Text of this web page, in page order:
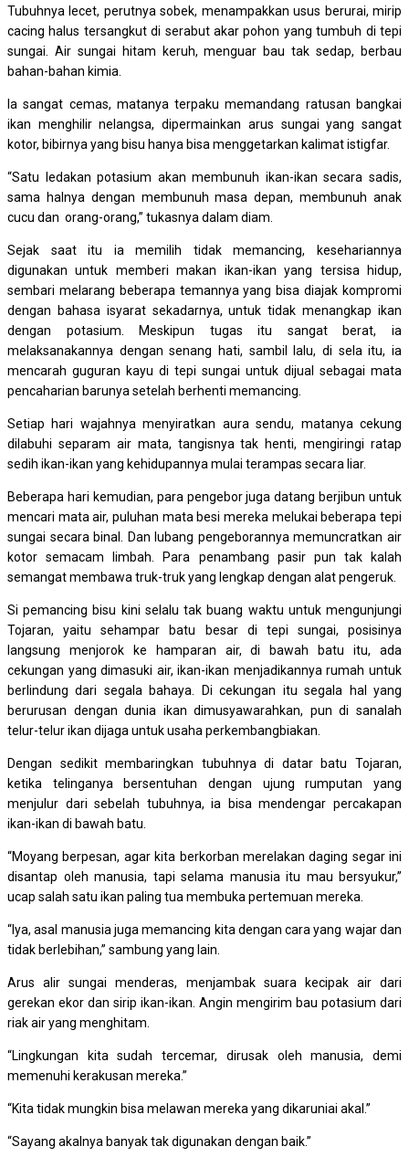
Tubuhnya lecet, perutnya sobek, menampakkan usus berurai, mirip
cacing halus tersangkut di serabut akar pohon yang tumbuh di tepi
sungai. Air sungai hitam keruh, menguar bau tak sedap, berbau
bahan-bahan kimia.
Ia sangat cemas, matanya terpaku memandang ratusan bangkai
ikan menghilir nelangsa, dipermainkan arus sungai yang sangat
kotor, bibirnya yang bisu hanya bisa menggetarkan kalimat istigfar.
“Satu ledakan potasium akan membunuh ikan-ikan secara sadis,
sama halnya dengan membunuh masa depan, membunuh anak
cucu dan orang-orang,” tukasnya dalam diam.
Sejak saat itu ia memilih tidak memancing, kesehariannya
digunakan untuk memberi makan ikan-ikan yang tersisa hidup,
sembari melarang beberapa temannya yang bisa diajak kompromi
dengan bahasa isyarat sekadarnya, untuk tidak menangkap ikan
dengan potasium. Meskipun tugas itu sangat berat, ia
melaksanakannya dengan senang hati, sambil lalu, di sela itu, ia
mencarah guguran kayu di tepi sungai untuk dijual sebagai mata
pencaharian barunya setelah berhenti memancing.
Setiap hari wajahnya menyiratkan aura sendu, matanya cekung
dilabuhi separam air mata, tangisnya tak henti, mengiringi ratap
sedih ikan-ikan yang kehidupannya mulai terampas secara liar.
Beberapa hari kemudian, para pengebor juga datang berjibun untuk
mencari mata air, puluhan mata besi mereka melukai beberapa tepi
sungai secara binal. Dan lubang pengeborannya memuncratkan air
kotor semacam limbah. Para penambang pasir pun tak kalah
semangat membawa truk-truk yang lengkap dengan alat pengeruk.
Si pemancing bisu kini selalu tak buang waktu untuk mengunjungi
Tojaran, yaitu sehampar batu besar di tepi sungai, posisinya
langsung menjorok ke hamparan air, di bawah batu itu, ada
cekungan yang dimasuki air, ikan-ikan menjadikannya rumah untuk
berlindung dari segala bahaya. Di cekungan itu segala hal yang
berurusan dengan dunia ikan dimusyawarahkan, pun di sanalah
telur-telur ikan dijaga untuk usaha perkembangbiakan.
Dengan sedikit membaringkan tubuhnya di datar batu Tojaran,
ketika telinganya bersentuhan dengan ujung rumputan yang
menjulur dari sebelah tubuhnya, ia bisa mendengar percakapan
ikan-ikan di bawah batu.
“Moyang berpesan, agar kita berkorban merelakan daging segar ini
disantap oleh manusia, tapi selama manusia itu mau bersyukur,”
ucap salah satu ikan paling tua membuka pertemuan mereka.
“Iya, asal manusia juga memancing kita dengan cara yang wajar dan
tidak berlebihan,” sambung yang lain.
Arus alir sungai menderas, menjambak suara kecipak air dari
gerekan ekor dan sirip ikan-ikan. Angin mengirim bau potasium dari
riak air yang menghitam.
“Lingkungan kita sudah tercemar, dirusak oleh manusia, demi
memenuhi kerakusan mereka.”
“Kita tidak mungkin bisa melawan mereka yang dikaruniai akal.”
“Sayang akalnya banyak tak digunakan dengan baik.”